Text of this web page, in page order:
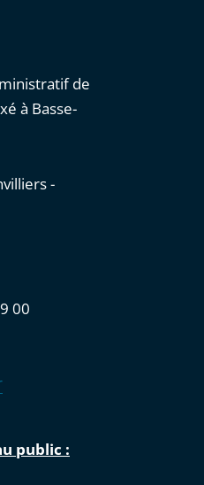
de
à Basse-
-
00
public :